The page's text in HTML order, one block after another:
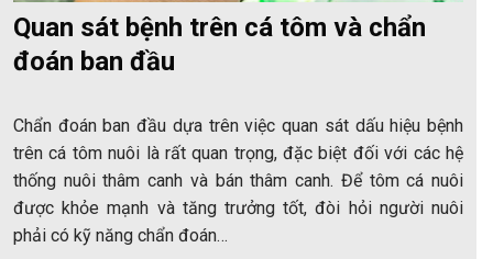
Quan sát bệnh trên cá tôm và chẩn
đoán ban đầu
Chẩn đoán ban đầu dựa trên việc quan sát dấu hiệu bệnh
trên cá tôm nuôi là rất quan trọng, đặc biệt đối với các hệ
thống nuôi thâm canh và bán thâm canh. Để tôm cá nuôi
được khỏe mạnh và tăng trưởng tốt, đòi hỏi người nuôi
phải có kỹ năng chẩn đoán…